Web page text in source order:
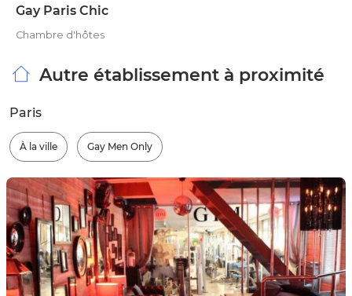
Gay Paris Chic
Chambre d'hôtes
Autre établissement à proximité
Paris
À la ville Gay Men Only